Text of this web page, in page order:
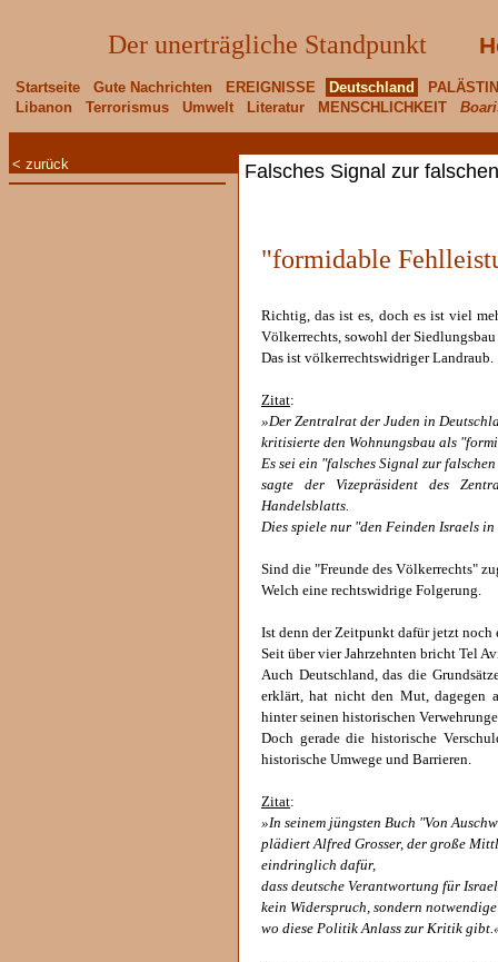
Der unerträgliche Standpunkt
Startseite Gute Nachrichten EREIGNISSE Deutschland
Libanon
Terrorismus Umwelt Literatur MENSCHLICHKEIT
< zurück Falsches Signal zur
"formidable
Richtig, das ist es, doch es ist viel
Völkerrechts, sowohl der
Das ist völkerrechtswidriger Landraub.
Zitat:
»Der Zentralrat der Juden in
kritisierte den Wohnungsbau als
Es sei ein "falsches Signal zur
sagte der Vizepräsident des
Handelsblatts.
Dies spiele nur "den Feinden Israels in
Sind die "Freunde des Völkerrechts"
Welch eine rechtswidrige Folgerung.
Ist denn der Zeitpunkt dafür jetzt noch
Seit über vier Jahrzehnten bricht Tel
Auch Deutschland, das die
erklärt, hat nicht den Mut, dagegen
hinter seinen historischen
Doch gerade die historische
historische Umwege und Barrieren.
Zitat:
»In seinem jüngsten Buch "Von
plädiert Alfred Grosser, der große
eindringlich dafür,
dass deutsche Verantwortung für
kein Widerspruch, sondern
wo diese Politik Anlass zur Kritik